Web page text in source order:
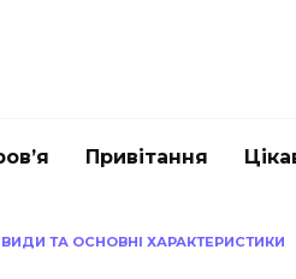
Привітання
ТА ОСНОВНІ ХАРАКТЕРИСТИКИ